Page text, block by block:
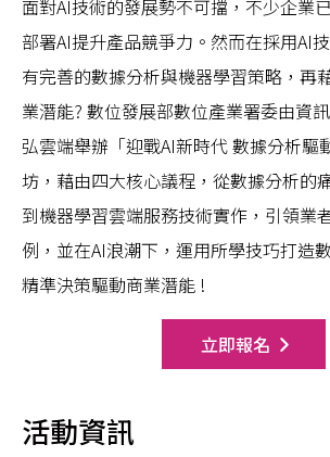
面對AI技術的發展勢不可擋，不少企業
部署AI提升產品競爭力。然而在採用AI
有完善的數據分析與機器學習策略，再
業潛能? 數位發展部數位產業署委由資
弘雲端舉辦「迎戰AI新時代 數據分析驅
坊，藉由四大核心議程，從數據分析的
到機器學習雲端服務技術實作，引領業
例，並在AI浪潮下，運用所學技巧打造
精準決策驅動商業潛能 !
立即報名
活動資訊